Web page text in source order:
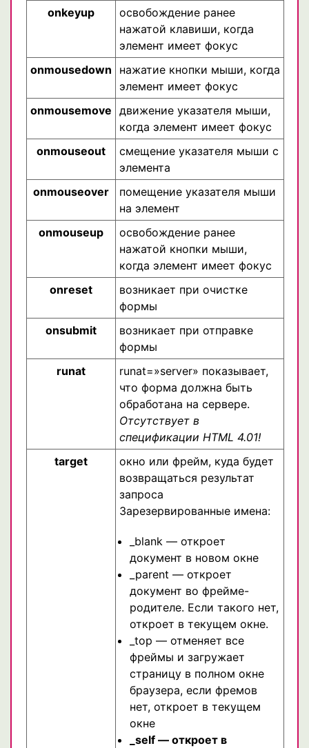
onkeyup
освобождение ранее
нажатой клавиши, когда
элемент имеет фокус
onmousedown
нажатие кнопки мыши, когда
элемент имеет фокус
onmousemove движение указателя мыши,
когда элемент имеет фокус
onmouseout
смещение указателя мыши с
элемента
onmouseover
помещение указателя мыши
на элемент
onmouseup
освобождение ранее
нажатой кнопки мыши,
когда элемент имеет фокус
onreset
возникает при очистке
формы
onsubmit
возникает при отправке
формы
runat
runat=»server» показывает,
что форма должна быть
обработана на сервере.
Отсутствует в
спецификации HTML 4.01!
target
окно или фрейм, куда будет
возвращаться результат
запроса
Зарезервированные имена:
_blank — откроет
документ в новом окне
_parent — откроет
документ во фрейме-
родителе. Если такого нет,
откроет в текущем окне.
_top — отменяет все
фреймы и загружает
страницу в полном окне
браузера, если фремов
нет, откроет в текущем
окне
_self — откроет в